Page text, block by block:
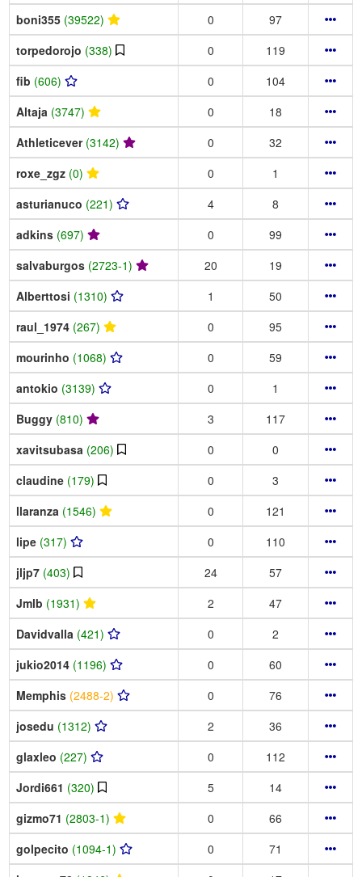
boni355 (39522) 0
97
torpedorojo (338) 0
119
fib (606) 0
104
Altaja (3747) 0
18
Athleticever (3142) 0
32
roxe_zgz (0) 0
1
asturianuco (221) 4
8
adkins (697) 0
99
salvaburgos (2723-1) 20
19
Alberttosi (1310) 1
50
raul_1974 (267) 0
95
mourinho (1068) 0
59
antokio (3139) 0
1
Buggy (810) 3
117
xavitsubasa (206) 0
0
claudine (179) 0
3
llaranza (1546) 0
121
lipe (317) 0
110
jljp7 (403) 24
57
Jmlb (1931) 2
47
Davidvalla (421) 0
2
jukio2014 (1196) 0
60
Memphis (2488-2) 0
76
josedu (1312) 2
36
glaxleo (227) 0
112
Jordi661 (320) 5
14
gizmo71 (2803-1) 0
66
golpecito (1094-1) 0
71